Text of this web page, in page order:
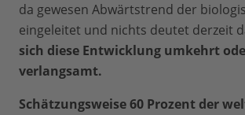
da gewesen Abwärtstrend der
eingeleitet und nichts deutet derzeit
sich diese Entwicklung umkehrt
verlangsamt.
Schätzungsweise 60 Prozent der